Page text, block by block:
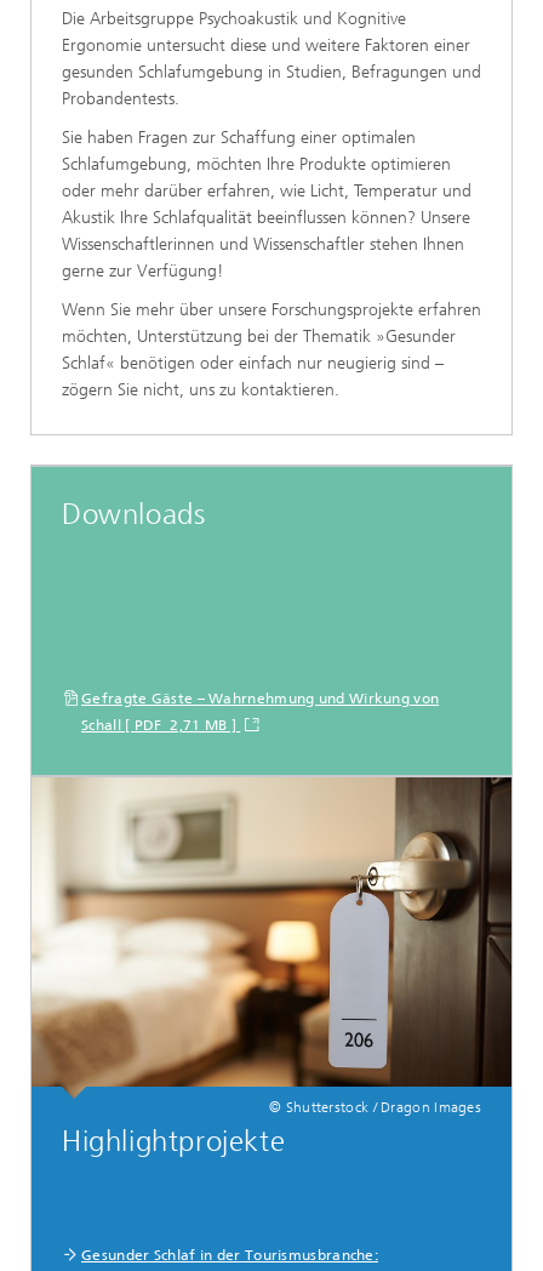
Die Arbeitsgruppe Psychoakustik und Kognitive
Ergonomie untersucht diese und weitere Faktoren einer
gesunden Schlafumgebung in Studien, Befragungen und
Probandentests.
Sie haben Fragen zur Schaffung einer optimalen
Schlafumgebung, möchten Ihre Produkte optimieren
oder mehr darüber erfahren, wie Licht, Temperatur und
Akustik Ihre Schlafqualität beeinflussen können? Unsere
Wissenschaftlerinnen und Wissenschaftler stehen Ihnen
gerne zur Verfügung!
Wenn Sie mehr über unsere Forschungsprojekte erfahren
möchten, Unterstützung bei der Thematik »Gesunder
Schlaf« benötigen oder einfach nur neugierig sind –
zögern Sie nicht, uns zu kontaktieren.
Downloads
Gefragte Gäste – Wahrnehmung und Wirkung von
Schall [ PDF 2,71 MB ]
© Shutterstock / Dragon Images
Highlightprojekte
Gesunder Schlaf in der Tourismusbranche: